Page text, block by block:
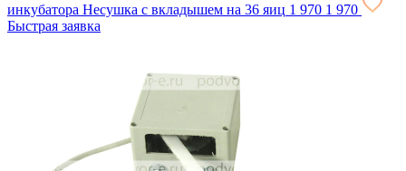
инкубатора Несушка с вкладышем на 36 яиц 1 970 1 970
Быстрая заявка